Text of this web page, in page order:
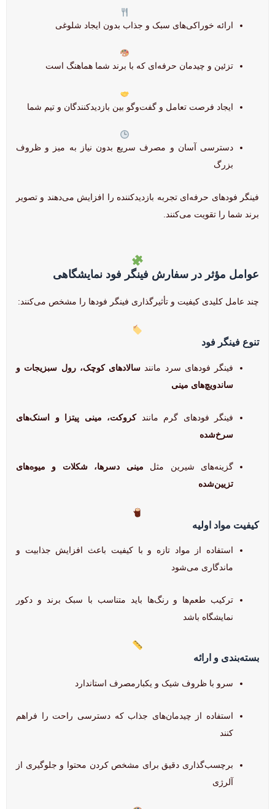
ارائه خوراکی‌های سبک و جذاب بدون ایجاد شلوغی
تزئین و چیدمان حرفه‌ای که با برند شما هماهنگ است
ایجاد فرصت تعامل و گفت‌وگو بین بازدیدکنندگان و تیم شما
دسترسی آسان و مصرف سریع بدون نیاز به میز و ظروف
بزرگ
فینگر فودهای حرفه‌ای تجربه بازدیدکننده را افزایش می‌دهند و تصویر
برند شما را تقویت می‌کنند.
عوامل مؤثر در سفارش فینگر فود نمایشگاهی
چند عامل کلیدی کیفیت و تأثیرگذاری فینگر فودها را مشخص می‌کنند:
تنوع فینگر فود
فینگر فودهای سرد مانند سالادهای کوچک، رول سبزیجات و
ساندویچ‌های مینی
فینگر فودهای گرم مانندکروکت، مینی پیتزا و اسنک‌های
سرخ‌شده
گزینه‌های شیرین مثل مینی دسرها، شکلات و میوه‌های
تزیین‌شده
کیفیت مواد اولیه
استفاده از مواد تازه و با کیفیت باعث افزایش جذابیت و
ماندگاری می‌شود
ترکیب طعم‌ها و رنگ‌ها باید متناسب با سبک برند و دکور
نمایشگاه باشد
بسته‌بندی و ارائه
سرو با ظروف شیک و یکبارمصرف استاندارد
استفاده از چیدمان‌های جذاب که دسترسی راحت را فراهم
کنند
برچسب‌گذاری دقیق برای مشخص کردن محتوا و جلوگیری از
آلرژی